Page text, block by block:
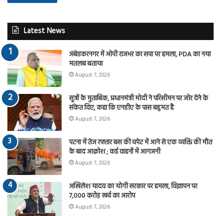
Latest News
अंबेडकरनगर में ओपी राजभर का सपा पर हमला, PDA का नया
मतलब बताया
August 7, 2026
सूत्रों के मुताबिक, प्रधानमंत्री मोदी ने परिसीमन पर जोर देने के
संकेत दिए, कहा कि एनडीए के पास बहुमत है
August 7, 2026
पटना में तेज रफ्तार बस की चपेट में आने से एक व्यक्ति की मौत
के बाद आक्रोश ; कई वाहनों में आगजनी
August 7, 2026
अखिलेश यादव का योगी सरकार पर हमला, विज्ञापन पर
7,000 करोड़ खर्च का आरोप
August 7, 2026